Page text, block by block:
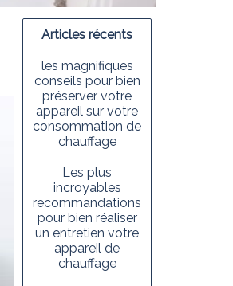
Articles récents
les magnifiques
conseils pour bien
préserver votre
appareil sur votre
consommation de
chauffage
Les plus
incroyables
recommandations
pour bien réaliser
un entretien votre
appareil de
chauffage